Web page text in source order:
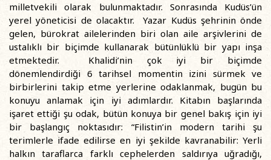
milletvekili olarak bulunmaktadır. Sonrasında Kudüs’ün
yerel yöneticisi de olacaktır. Yazar Kudüs şehrinin önde
gelen, bürokrat ailelerinden biri olan aile arşivlerini de
ustalıklı bir biçimde kullanarak bütünlüklü bir yapı inşa
etmektedir. Khalidi’nin çok iyi bir biçimde
dönemlendirdiği 6 tarihsel momentin izini sürmek ve
birbirlerini takip etme yerlerine odaklanmak, bugün bu
konuyu anlamak için iyi adımlardır. Kitabın başlarında
işaret ettiği şu odak, bütün konuya bir genel bakış için iyi
bir başlangıç noktasıdır: “Filistin’in modern tarihi şu
terimlerle ifade edilirse en iyi şekilde kavranabilir: Yerli
halkın taraflarca farklı cephelerden saldırıya uğradığı,